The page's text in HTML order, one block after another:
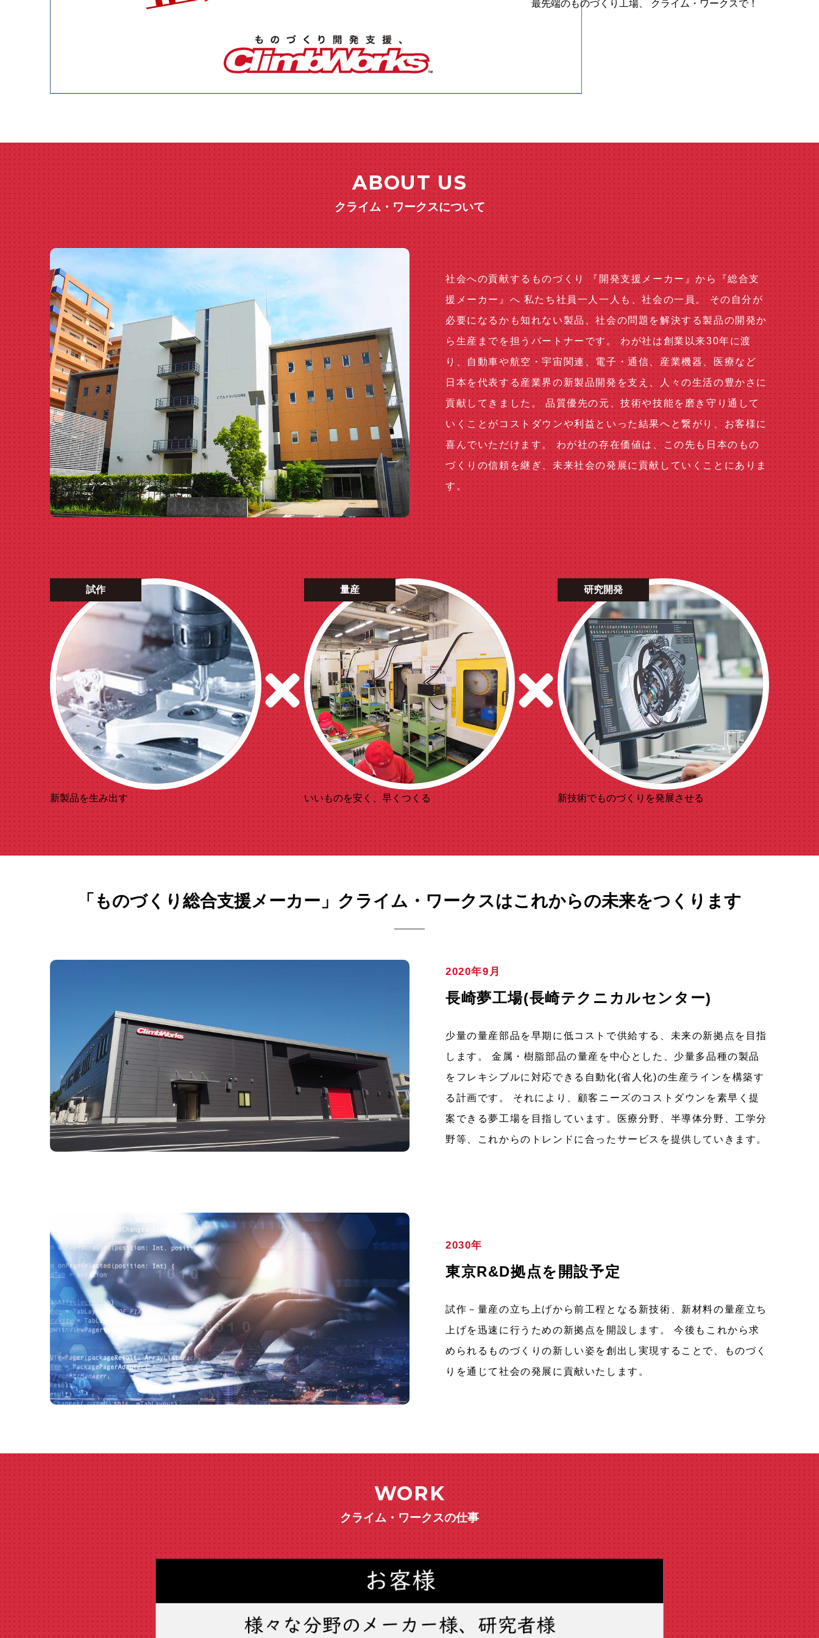
最先端のものづくり工場、 クライム・ワークスで！
ABOUT US
クライム・ワークスについて
社会への貢献するものづくり 『開発支援メーカー』から『総合支
援メーカー』へ 私たち社員一人一人も、社会の一員。 その自分が
必要になるかも知れない製品、社会の問題を解決する製品の開発か
ら生産までを担うパートナーです。 わが社は創業以来30年に渡
り、自動車や航空・宇宙関連、電子・通信、産業機器、医療など
日本を代表する産業界の新製品開発を支え、人々の生活の豊かさに
貢献してきました。 品質優先の元、技術や技能を磨き守り通して
いくことがコストダウンや利益といった結果へと繋がり、お客様に
喜んでいただけます。 わが社の存在価値は、この先も日本のもの
づくりの信頼を継ぎ、未来社会の発展に貢献していくことにありま
す。
試作
新製品を生み出す
量産
いいものを安く、早くつくる
研究開発
新技術でものづくりを発展させる
「ものづくり総合支援メーカー」クライム・ワークスはこれからの未来をつくります
2020年9月
長崎夢工場(長崎テクニカルセンター)
少量の量産部品を早期に低コストで供給する、未来の新拠点を目指
します。 金属・樹脂部品の量産を中心とした、少量多品種の製品
をフレキシブルに対応できる自動化(省人化)の生産ラインを構築す
る計画です。 それにより、顧客ニーズのコストダウンを素早く提
案できる夢工場を目指しています。医療分野、半導体分野、工学分
野等、これからのトレンドに合ったサービスを提供していきます。
2030年
東京R&D拠点を開設予定
試作－量産の立ち上げから前工程となる新技術、新材料の量産立ち
上げを迅速に行うための新拠点を開設します。 今後もこれから求
められるものづくりの新しい姿を創出し実現することで、ものづく
りを通じて社会の発展に貢献いたします。
WORK
クライム・ワークスの仕事